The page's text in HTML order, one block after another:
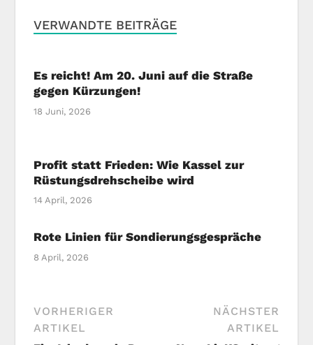
VERWANDTE BEITRÄGE
Es reicht! Am 20. Juni auf die Straße
gegen Kürzungen!
18 Juni, 2026
Profit statt Frieden: Wie Kassel zur
Rüstungsdrehscheibe wird
14 April, 2026
Rote Linien für Sondierungsgespräche
8 April, 2026
VORHERIGER
ARTIKEL
NÄCHSTER
ARTIKEL